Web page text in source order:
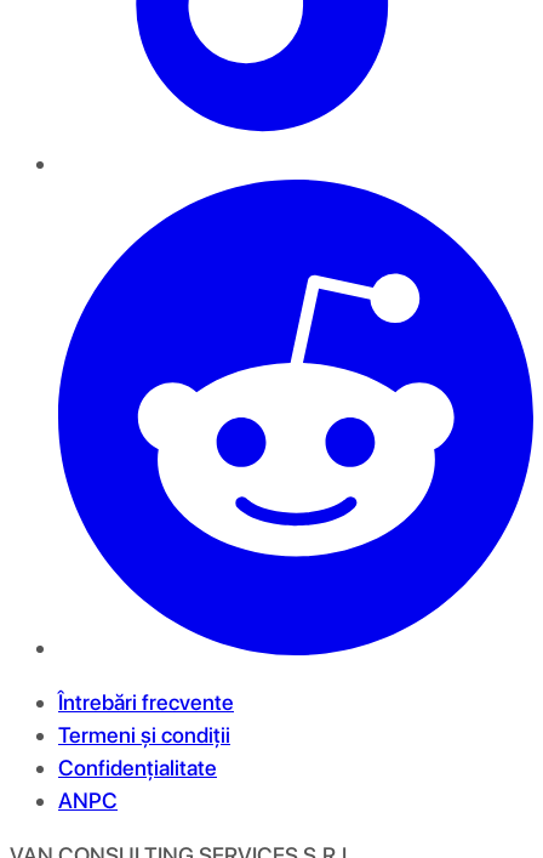
Întrebări frecvente
Termeni și condiții
Confidențialitate
ANPC